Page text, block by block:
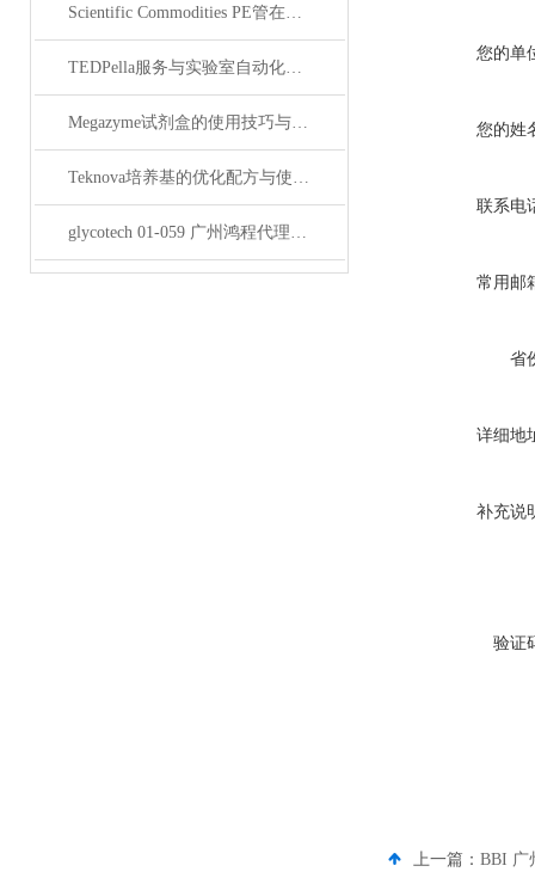
Scientific Commodities PE管在环保实验中的作用
TEDPella服务与实验室自动化设备的整合
Megazyme试剂盒的使用技巧与实验优化方法
Teknova培养基的优化配方与使用技巧
glycotech 01-059 广州鸿程代理：开启糖生物学研究新征程
您的单
您的姓
联系电
常用邮
省
详细地
补充说
验证
上一篇： BBI 广